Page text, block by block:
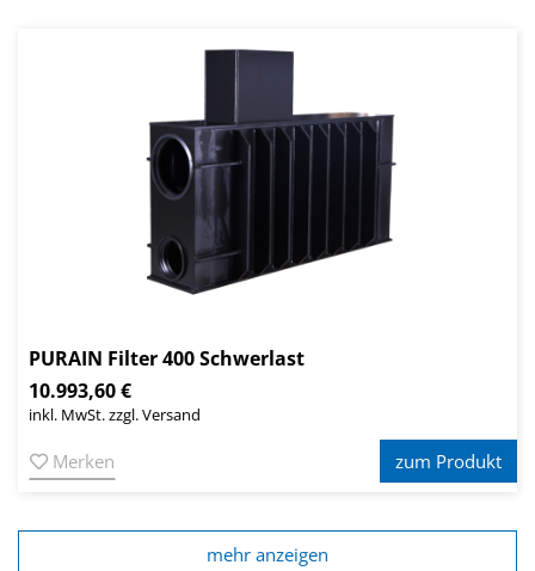
PURAIN Filter 400 Schwerlast
10.993,60 €
inkl. MwSt. zzgl. Versand
Merken zum Produkt
mehr anzeigen